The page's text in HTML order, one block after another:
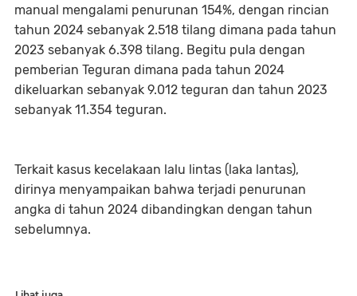
manual mengalami penurunan 154%, dengan rincian
tahun 2024 sebanyak 2.518 tilang dimana pada tahun
2023 sebanyak 6.398 tilang. Begitu pula dengan
pemberian Teguran dimana pada tahun 2024
dikeluarkan sebanyak 9.012 teguran dan tahun 2023
sebanyak 11.354 teguran.
Terkait kasus kecelakaan lalu lintas (laka lantas),
dirinya menyampaikan bahwa terjadi penurunan
angka di tahun 2024 dibandingkan dengan tahun
sebelumnya.